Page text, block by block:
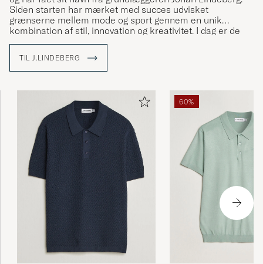
Siden starten har mærket med succes udvisket
grænserne mellem mode og sport gennem en unik
kombination af stil, innovation og kreativitet. I dag er de
etableret i over 35 lande.
Med The Bridge som symbol bringer J.Lindeberg kulturer
og ideer sammen ved at skabe tøj, der står for kvalitet,
of Carl, hvor tradition møder modernitet.
TIL J.LINDEBERG
60%